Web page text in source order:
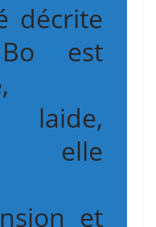
décrite
est
laide,
elle
et